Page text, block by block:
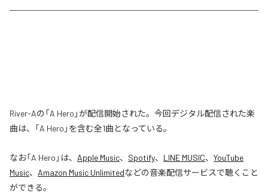
River-Aの「A Hero」が配信開始された。今回デジタル配信された楽
曲は、「A Hero」を含む全1曲となっている。
なお「A Hero 」は、 Apple Music、 Spotify、 LINE MUSIC、 YouTube
Music、 Amazon Music Unlimitedなどの音楽配信サービスで聴くこと
ができる。